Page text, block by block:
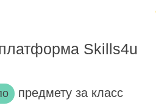
Skills4u
предмету за класс